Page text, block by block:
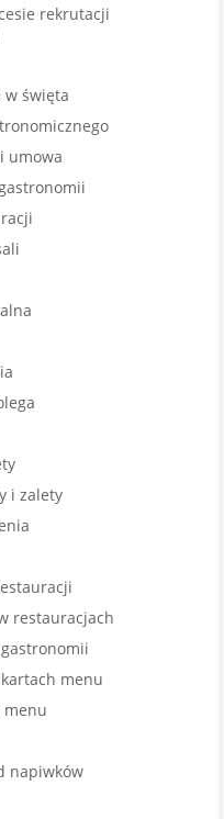
rekrutacji
w święta
umowa
i zalety
restauracjach
menu
napiwków